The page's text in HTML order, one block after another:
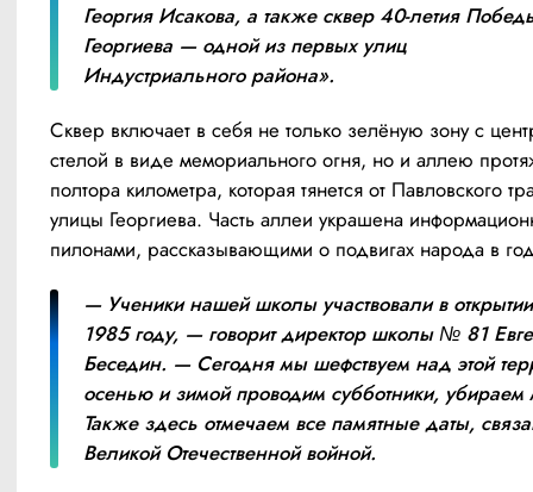
Георгия Исакова, а также сквер 40-летия
Георгиева — одной из первых улиц
Индустриального района».
Сквер включает в себя не только зелёную зону с
стелой в виде мемориального огня, но и аллею
полтора километра, которая тянется от Павловского
улицы Георгиева. Часть аллеи украшена
пилонами, рассказывающими о подвигах народа в
— Ученики нашей школы участвовали в
1985 году, — говорит директор школы № 81
Беседин. — Сегодня мы шефствуем над этой
осенью и зимой проводим субботники, убираем
Также здесь отмечаем все памятные даты,
Великой Отечественной войной.